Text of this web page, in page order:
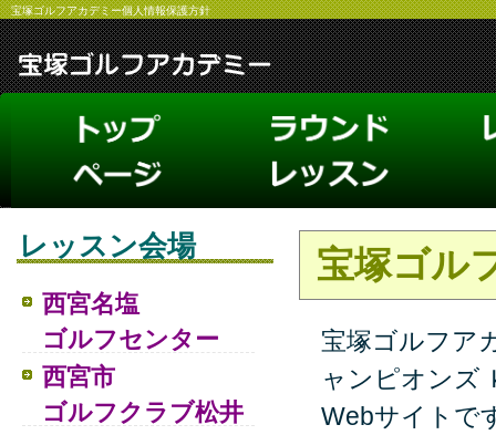
宝塚ゴルフアカデミー個人情報保護方針
宝塚ゴル
宝塚ゴルフア
ャンピオンズ
Webサイトで
レッスン会場
西宮名塩
ゴルフセンター
西宮市
ゴルフクラブ松井